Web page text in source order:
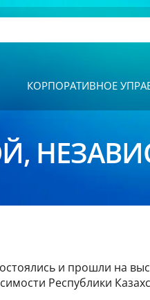
КОРПОРАТИВНОЕ
и прошли на
Республики